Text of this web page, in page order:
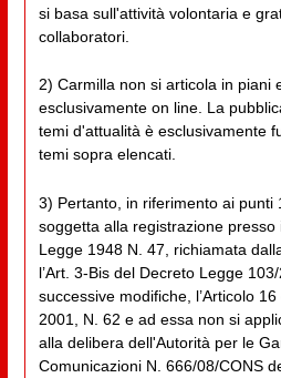
si basa sull'attività volontaria e
collaboratori.
2) Carmilla non si articola in piani
esclusivamente on line. La
temi d'attualità è esclusivamente
temi sopra elencati.
3) Pertanto, in riferimento ai punti
soggetta alla registrazione presso
Legge 1948 N. 47, richiamata
l’Art. 3-Bis del Decreto Legge
successive modifiche, l’Articolo
2001, N. 62 e ad essa non si
alla delibera dell'Autorità per le
Comunicazioni N. 666/08/CONS